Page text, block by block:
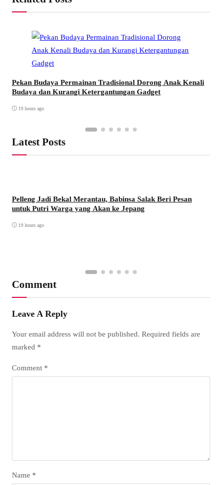
Pekan Budaya Permainan Tradisional Dorong Anak Kenali
Budaya dan Kurangi Ketergantungan Gadget
19 hours ago
Latest Posts
Pelleng Jadi Bekal Merantau, Babinsa Salak Beri Pesan
untuk Putri Warga yang Akan ke Jepang
19 hours ago
Comment
Leave A Reply
Your email address will not be published. Required fields are
marked *
Comment *
Name *